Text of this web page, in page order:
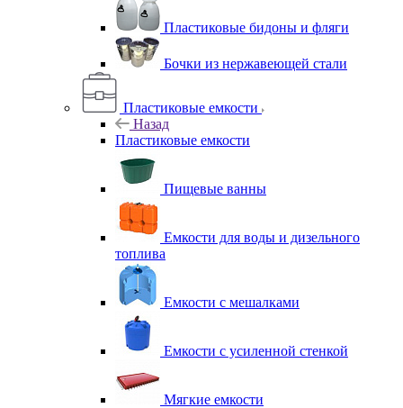
Пластиковые бидоны и фляги
Бочки из нержавеющей стали
Пластиковые емкости
Назад
Пластиковые емкости
Пищевые ванны
Емкости для воды и дизельного
топлива
Емкости с мешалками
Емкости с усиленной стенкой
Мягкие емкости